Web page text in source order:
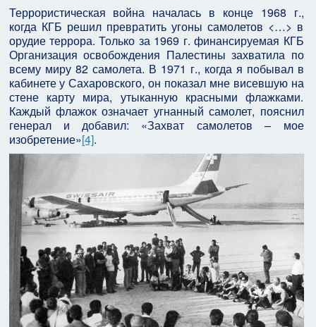
Террористическая война началась в конце 1968 г.,
когда КГБ решил превратить угоны самолетов <…> в
орудие террора. Только за 1969 г. финансируемая КГБ
Организация освобождения Палестины захватила по
всему миру 82 самолета. В 1971 г., когда я побывал в
кабинете у Сахаровского, он показал мне висевшую на
стене карту мира, утыканную красными флажками.
Каждый флажок означает угнанный самолет, пояснил
генерал и добавил: «Захват самолетов – мое
изобретение»[4].